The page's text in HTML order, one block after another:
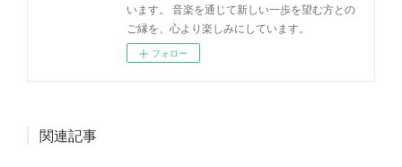
います。 音楽を通じて新しい一歩を望む方との
ご縁を、心より楽しみにしています。
フォロー
関連記事